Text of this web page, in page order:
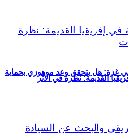
في غزة: هل يتحقق وعد موهوزي بحماية
القديمة: نظرة في الأثر